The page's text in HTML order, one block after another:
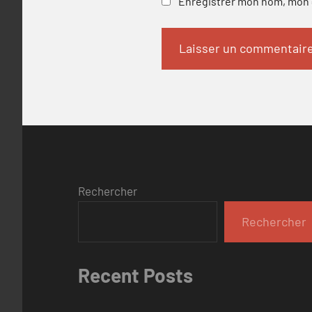
Rechercher
Rechercher
Recent Posts